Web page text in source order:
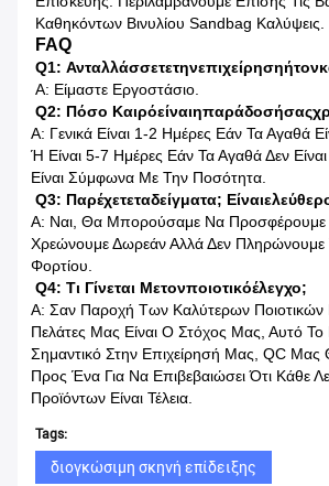
Καθηκόντων Βινυλίου Sandbag Καλύψεις.
FAQ
Q1:
Α: Είμαστε Εργοστάσιο.
Q2: Πόσο
Α: Γενικά Είναι 1-2 Ημέρες Εάν Τα Αγαθά
Ή Είναι 5-7 Ημέρες Εάν Τα Αγαθά Δεν
Είναι Σύμφωνα Με Την Ποσότητα.
Q3: Παρέχετεταδείγματα;
Α: Ναι, Θα Μπορούσαμε Να Προσφέρουμε
Χρεώνουμε Δωρεάν Αλλά Δεν Πληρώνουμε
Φορτίου.
Q4: Τι Γίνεται Μετονποιοτικόέλεγχο;
Α: Σαν Παροχή Των Καλύτερων Ποιοτικών
Πελάτες Μας Είναι Ο Στόχος Μας, Αυτό Το
Σημαντικό Στην Επιχείρησή Μας, QC Μας
Προς Ένα Για Να Επιβεβαιώσει Ότι Κάθε
Προϊόντων Είναι Τέλεια.
Tags:
διογκώσιμη σκηνή επίδειξης